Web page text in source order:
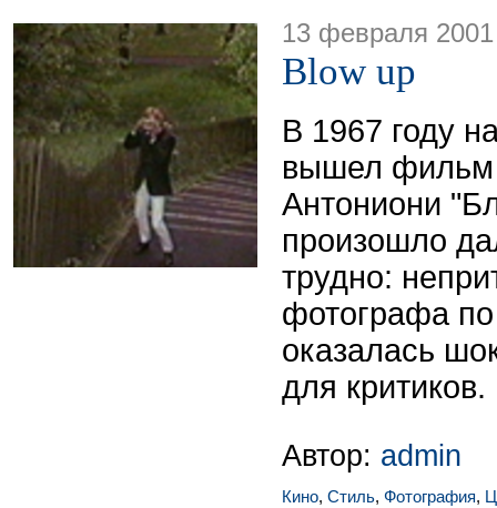
13 февраля 2001
Blow up
В 1967 году
вышел фильм
Антониони
произошло
трудно:
фотографа
оказалась
для критиков.
Автор: admin
Кино, Стиль, Фотография,